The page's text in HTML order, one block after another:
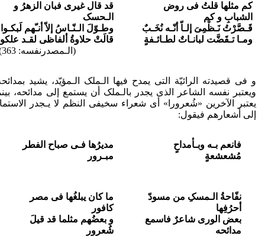
کم مثلها قلتُ فی روض
الشبابِ و کم
قَـصَّرْتُ نَـظْمِىَ إلـاّ أنّـه نُخَـبٌ
ومـا تـقَضَّت لبانـاتٌ لطـائـفةٍ
قد قال غیری فبان الزهرُ و
الـحسک
وطـوّلَ الـنّـاسُ إلاّ أنـّهم لَبکـوا
قالَتْ حلاوةُ ألفاظی لقـد
(الـمصدرنفسه: 363)
و فی قصیدته الرائیّة التی یمدح فیها الـملک الـمؤیّد، یشید
ویعتبر نفسه الشاعر الذی یجدر بالـملک أن یستمع إلی مدائحه،
یعتبر الآخرین «شُعرورا» أی شعراء سخیفی النظم لا یـجدر
إلی أشعارهم فیقول:
فانعم بـه وبـأمداحٍ
مُشعشعةٍ
مدیرُها فـی صباح الفطر
مبـرور
نفّاحةُ الـمسکِ من مسودّ
أحرُفِها
بعض الورى شاعرٌ فاسمع
مدائحه
ما کان یبلغُها فی مصر
کافور
و بعضُهم مثلما قد قیلَ
شُعرور